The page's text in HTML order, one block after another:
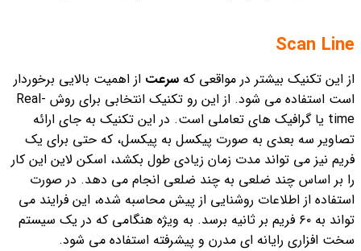
Scan Line
از این تکنیک بیشتر در مواقعی که سرعت از اهمیت بالایی برخوردار
است استفاده می شود. از این رو تکنیک انتخابی برای روش Real-
time یا گرافیک های تعاملی است. در این تکنیک به جای ارائه
تصاویر سه بعدی به صورت پیکسل به پیکسل، که حتی برای یک
فریم نیز می تواند مدت زمان زیادی طول بکشد، اسکن لاین این کار
را بر اساس چند ضلعی به چند ضلعی انجام می دهد. در صورت
استفاده از اطلاعات روشنایی از پیش محاسبه شده، این فرایند می
تواند به ۶۰ فریم بر ثانیه برسد. به ویژه هنگامی که در یک سیستم
سخت افزاری رایانه ای مدرن و پیشرفته استفاده می شود.